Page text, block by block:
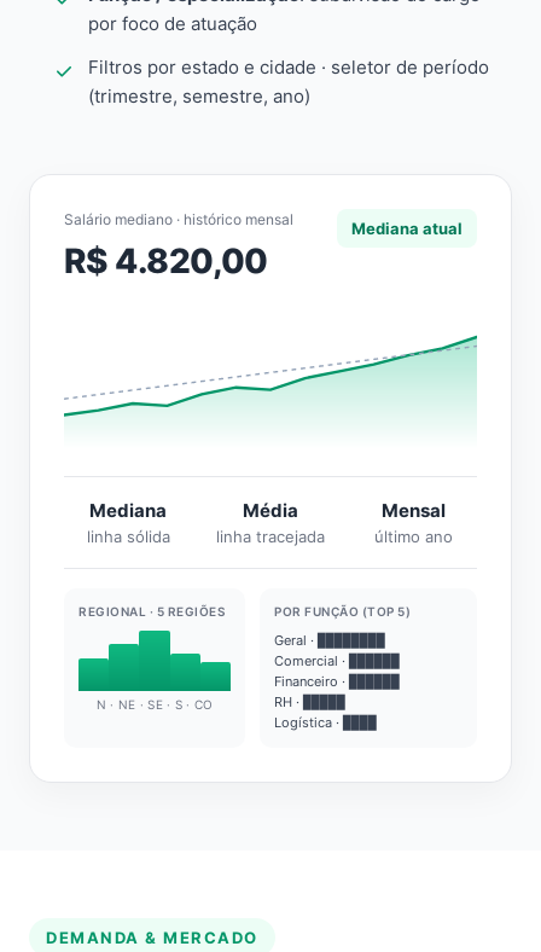
por foco de atuação
Filtros por estado e cidade · seletor de período
(trimestre, semestre, ano)
Salário mediano · histórico mensal
R$ 4.820,00
Mediana atual
Mediana
linha sólida
Média
linha tracejada
Mensal
último ano
REGIONAL · 5 REGIÕES
N · NE · SE · S · CO
POR FUNÇÃO (TOP 5)
Geral · ████████
Comercial · ██████
Financeiro · ██████
RH · █████
Logística · ████
DEMANDA & MERCADO